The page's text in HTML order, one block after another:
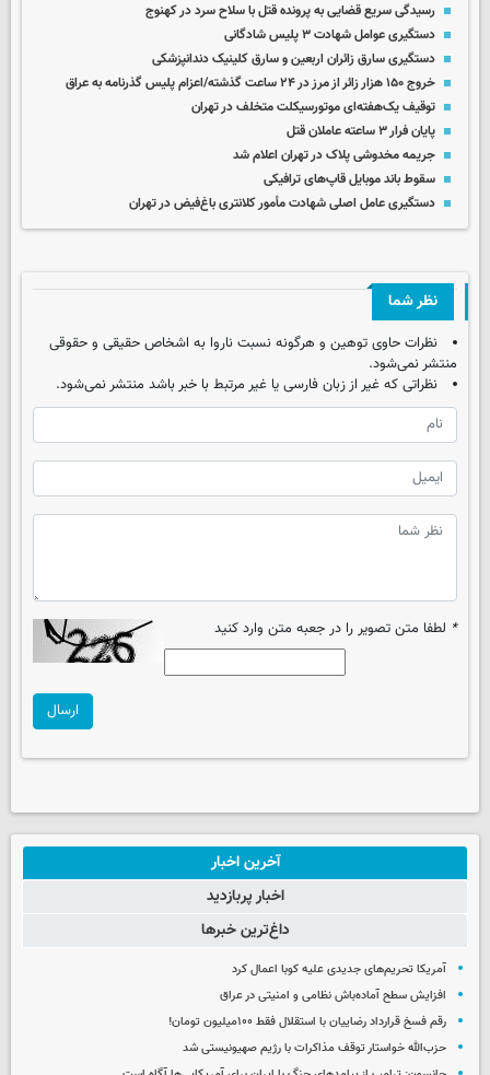
رسیدگی سریع قضایی به پرونده قتل با سلاح سرد در کهنوج
دستگیری عوامل شهادت ۳ پلیس شادگانی
دستگیری سارق زائران اربعین و سارق کلینیک دندانپزشکی
خروج ۱۵۰ هزار زائر از مرز در ۲۴ ساعت گذشته/اعزام پلیس گذرنامه به عراق
توقیف یک‌هفته‌ای موتورسیکلت متخلف در تهران
پایان فرار ۳ ساعته عاملان قتل
جریمه مخدوشی پلاک در تهران اعلام شد
سقوط باند موبایل قاپ‌های ترافیکی
دستگیری عامل اصلی شهادت مأمور کلانتری باغ‌فیض در تهران
نظر شما
نظرات حاوی توهین و هرگونه نسبت ناروا به اشخاص حقیقی و حقوقی
منتشر نمی‌شود.
نظراتی که غیر از زبان فارسی یا غیر مرتبط با خبر باشد منتشر نمی‌شود.
* لطفا متن تصویر را در جعبه متن وارد کنید
ارسال
آخرین اخبار
اخبار پربازدید
داغ‌ترین خبرها
آمریکا تحریم‌های جدیدی علیه کوبا اعمال کرد
افزایش سطح آماده‌باش نظامی و امنیتی در عراق
رقم فسخ قرارداد رضاییان با استقلال فقط ۱۰۰میلیون تومان!
حزب‌الله خواستار توقف مذاکرات با رژیم صهیونیستی شد